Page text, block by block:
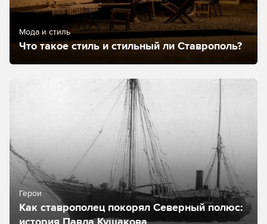
Мода и стиль
Что такое стиль и стильный ли Ставрополь?
Герои
Как ставрополец покорял Северный полюс: